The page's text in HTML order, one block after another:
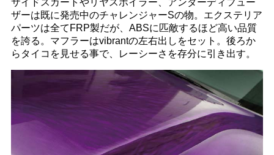
ザーは既に発売中のチャレンジャーSの物。エクステリア
パーツは全てFRP製だが、ABSに匹敵するほど高い品質
を誇る。マフラーはvibrantの左右出しをセット。後ろか
らタイコを見せる事で、レーシーさを存分に引き出す。